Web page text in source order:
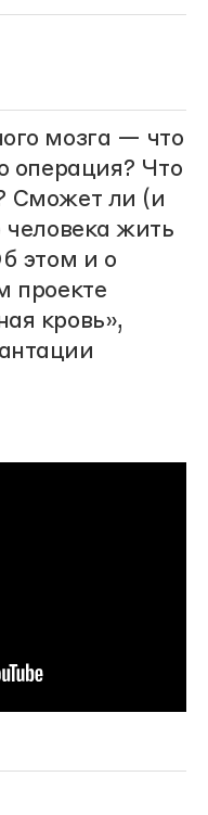
мозга — что
операция? Что
Сможет ли (и
человека жить
этом и о
проекте
кровь»,